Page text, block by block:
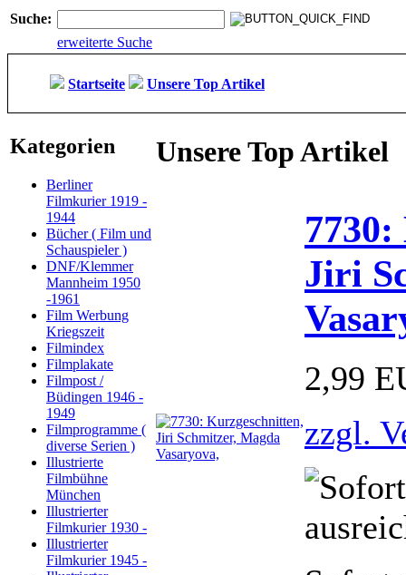
Suche:
erweiterte Suche
Startseite Unsere Top Artikel
Kategorien
Berliner
Filmkurier 1919 -
1944
Bücher ( Film und
Schauspieler )
DNF/Klemmer
Mannheim 1950
-1961
Film Werbung
Kriegszeit
Filmindex
Filmplakate
Filmpost /
Büdingen 1946 -
1949
Filmprogramme (
diverse Serien )
Illustrierte
Filmbühne
München
Illustrierter
Filmkurier 1930 -
Illustrierter
Filmkurier 1945 -
Unsere Top Artikel
Jiri
2,99
zzgl.